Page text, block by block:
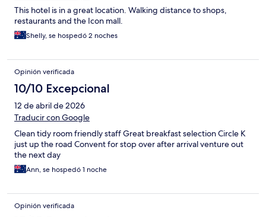
This hotel is in a great location. Walking distance to shops,
restaurants and the Icon mall.
Shelly, se hospedó 2 noches
Opinión verificada
10/10 Excepcional
12 de abril de 2026
Traducir con Google
Clean tidy room friendly staff Great breakfast selection Circle K
just up the road Convent for stop over after arrival venture out
the next day
Ann, se hospedó 1 noche
Opinión verificada